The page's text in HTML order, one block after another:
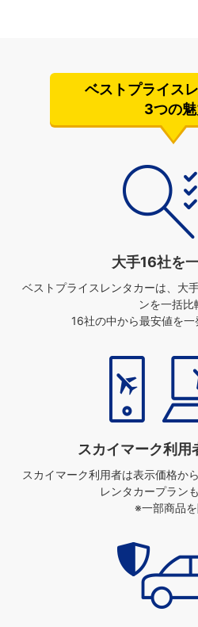
ベストプライスレ
3つの魅
大手16社を
ベストプライスレンタカーは、 大
ンを一括比
16社の中から最安値を一
スカイマーク利用
スカイマーク利用者は表示価格か
レンタカープラン
※一部商品を